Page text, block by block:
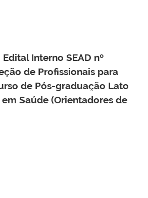
Edital Interno SEAD nº
de Profissionais para
de Pós-graduação Lato
Saúde (Orientadores de